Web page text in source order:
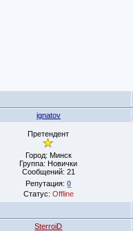
ignatov
Претендент
Город: Минск
Группа: Новички
Сообщений: 21
Репутация:0
Статус: Offline
SterroiD